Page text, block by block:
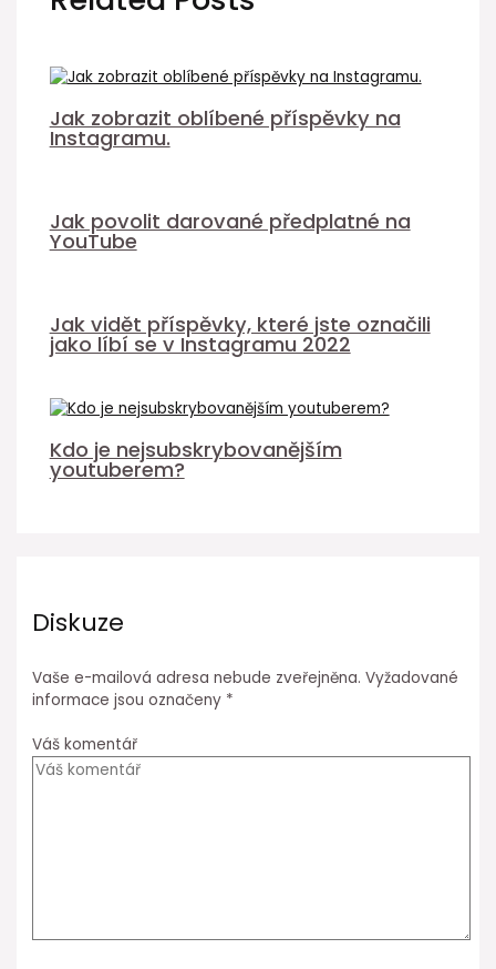
Jak zobrazit oblíbené příspěvky na
Instagramu.
Jak povolit darované předplatné na
YouTube
Jak vidět příspěvky, které jste označili
jako líbí se v Instagramu 2022
Kdo je nejsubskrybovanějším
youtuberem?
Diskuze
Vaše e-mailová adresa nebude zveřejněna. Vyžadované
informace jsou označeny *
Váš komentář